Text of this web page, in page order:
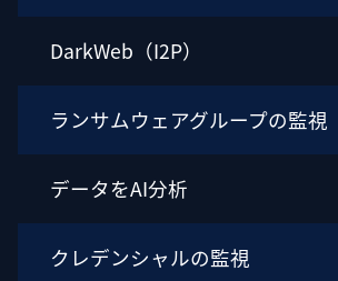
DarkWeb（I2P）
ランサムウェアグループの監視
データをAI分析
クレデンシャルの監視